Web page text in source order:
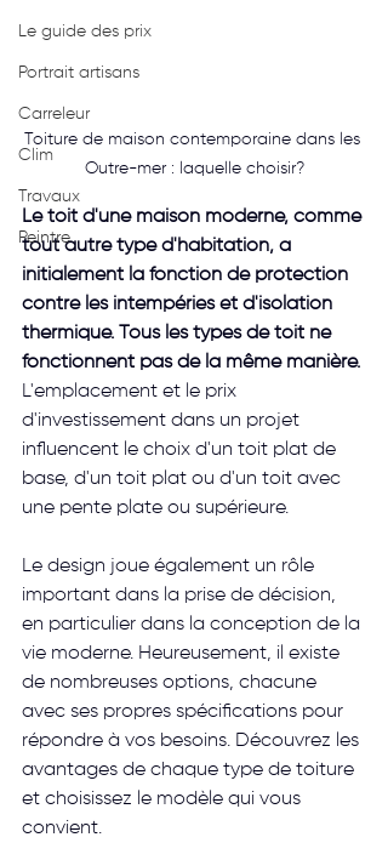
Le guide des prix
Portrait artisans
Carreleur
Clim
Travaux
Peintre
Toiture de maison contemporaine dans les
Outre-mer : laquelle choisir?
Le toit d'une maison moderne, comme
tout autre type d'habitation, a
initialement la fonction de protection
contre les intempéries et d'isolation
thermique. Tous les types de toit ne
fonctionnent pas de la même manière.
L'emplacement et le prix
d'investissement dans un projet
influencent le choix d'un toit plat de
base, d'un toit plat ou d'un toit avec
une pente plate ou supérieure.
Le design joue également un rôle
important dans la prise de décision,
en particulier dans la conception de la
vie moderne. Heureusement, il existe
de nombreuses options, chacune
avec ses propres spécifications pour
répondre à vos besoins. Découvrez les
avantages de chaque type de toiture
et choisissez le modèle qui vous
convient.